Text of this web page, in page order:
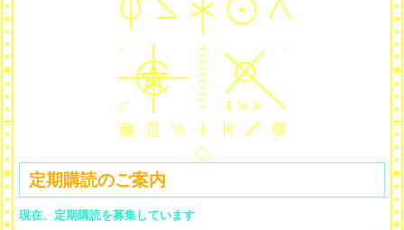
定期購読のご案内
現在、定期購読を募集しています